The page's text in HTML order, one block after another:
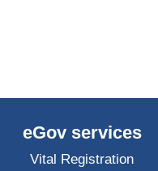
eGov services
Vital Registration